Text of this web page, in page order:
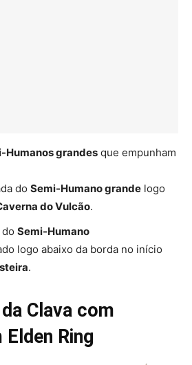
Humanos grandes que empunham
do Semi-Humano grande logo
do Vulcão.
Semi-Humano
logo abaixo da borda no início
.
Clava com
Elden Ring